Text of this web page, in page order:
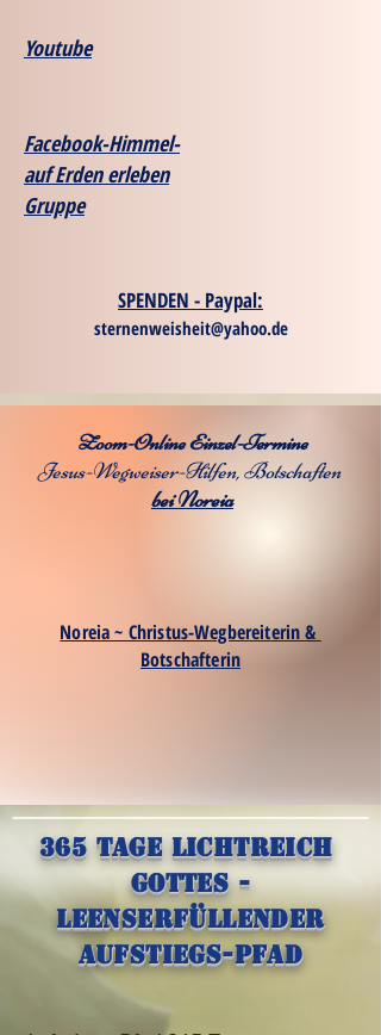
Youtube
Facebook-Himmel-
auf Erden erleben
Gruppe
SPENDEN - Paypal:
sternenweisheit@yahoo.de
Zoom-Online Einzel-Termine
Jesus-Wegweiser-Hilfen, Botschaften
bei Noreia
Noreia ~ Christus-Wegbereiterin &
Botschafterin
365 Tage Lichtreich
Gottes -
Leenserfüllender
Aufstiegs-Pfad